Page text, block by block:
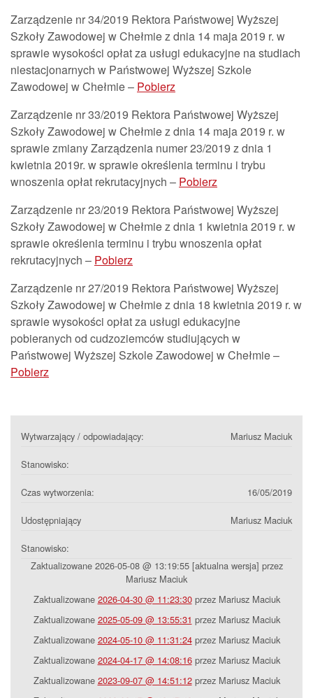
Zarządzenie nr 34/2019 Rektora Państwowej Wyższej
Szkoły Zawodowej w Chełmie z dnia 14 maja 2019 r. w
sprawie wysokości opłat za usługi edukacyjne na studiach
niestacjonarnych w Państwowej Wyższej Szkole
Zawodowej w Chełmie – Pobierz
Zarządzenie nr 33/2019 Rektora Państwowej Wyższej
Szkoły Zawodowej w Chełmie z dnia 14 maja 2019 r. w
sprawie zmiany Zarządzenia numer 23/2019 z dnia 1
kwietnia 2019r. w sprawie określenia terminu i trybu
wnoszenia opłat rekrutacyjnych – Pobierz
Zarządzenie nr 23/2019 Rektora Państwowej Wyższej
Szkoły Zawodowej w Chełmie z dnia 1 kwietnia 2019 r. w
sprawie określenia terminu i trybu wnoszenia opłat
rekrutacyjnych – Pobierz
Zarządzenie nr 27/2019 Rektora Państwowej Wyższej
Szkoły Zawodowej w Chełmie z dnia 18 kwietnia 2019 r. w
sprawie wysokości opłat za usługi edukacyjne
pobieranych od cudzoziemców studiujących w
Państwowej Wyższej Szkole Zawodowej w Chełmie –
Pobierz
Wytwarzający / odpowiadający: Mariusz Maciuk
Stanowisko:
Czas wytworzenia: 16/05/2019
Udostępniający Mariusz Maciuk
Stanowisko:
Zaktualizowane 2026-05-08 @ 13:19:55 [aktualna wersja] przez
Mariusz Maciuk
Zaktualizowane 2026-04-30 @ 11:23:30przez Mariusz Maciuk
Zaktualizowane 2025-05-09 @ 13:55:31 przez Mariusz Maciuk
Zaktualizowane 2024-05-10 @ 11:31:24przez Mariusz Maciuk
Zaktualizowane 2024-04-17 @ 14:08:16przez Mariusz Maciuk
Zaktualizowane 2023-09-07 @ 14:51:12przez Mariusz Maciuk